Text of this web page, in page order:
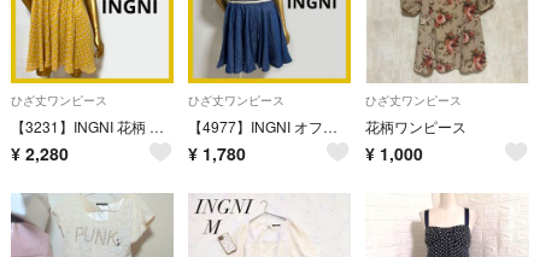
ひざ丈ワンピース
【3231】INGNI 花柄 襟付き ワンピース M
¥ 2,280
ひざ丈ワンピース
【4977】INGNI オフショル ボーダー ワンピース M ネイビー
¥ 1,780
ひざ丈ワンピース
花柄ワンピース
¥ 1,000